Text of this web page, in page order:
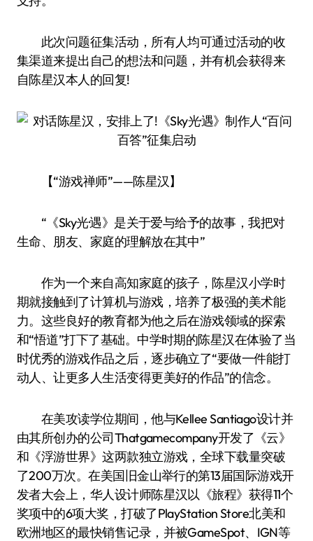
此次问题征集活动，所有人均可通过活动的收
集渠道来提出自己的想法和问题，并有机会获得来
自陈星汉本人的回复!
【“游戏禅师”——陈星汉】
“《Sky光·遇》是关于爱与给予的故事，我把对
生命、朋友、家庭的理解放在其中”
作为一个来自高知家庭的孩子，陈星汉小学时
期就接触到了计算机与游戏，培养了极强的美术能
力。这些良好的教育都为他之后在游戏领域的探索
和“悟道”打下了基础。中学时期的陈星汉在体验了当
时优秀的游戏作品之后，逐步确立了“要做一件能打
动人、让更多人生活变得更美好的作品”的信念。
在美攻读学位期间，他与Kellee Santiago设计并
由其所创办的公司Thatgamecompany开发了《云》
和《浮游世界》这两款独立游戏，全球下载量突破
了200万次。在美国旧金山举行的第13届国际游戏开
发者大会上，华人设计师陈星汉以《旅程》获得11个
奖项中的6项大奖，打破了PlayStation Store北美和
欧洲地区的最快销售记录，并被GameSpot、IGN等